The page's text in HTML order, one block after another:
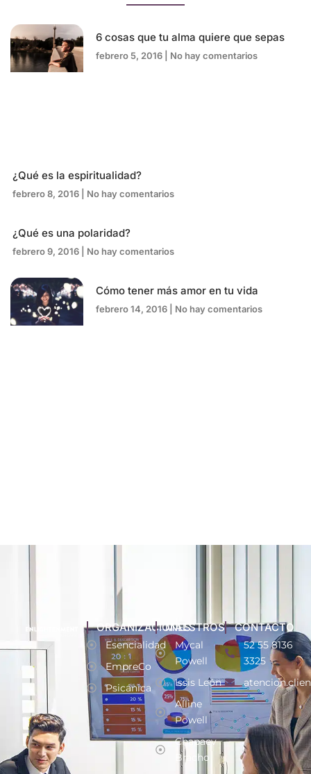
6 cosas que tu alma quiere que sepas
febrero 5, 2016 No hay comentarios
¿Qué es la espiritualidad?
febrero 8, 2016 No hay comentarios
¿Qué es una polaridad?
febrero 9, 2016 No hay comentarios
Cómo tener más amor en tu vida
febrero 14, 2016 No hay comentarios
ORGANIZACIONES
Esencialidad
EmpreCo
Psicánica
MAESTROS
Mycal
Powell
Issis León
Alline
Powell
Chapaev
Bracho
CONTACTO
52 55 8136
3325